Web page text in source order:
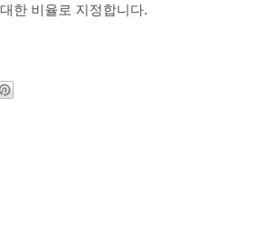
한 비율로 지정합니다.